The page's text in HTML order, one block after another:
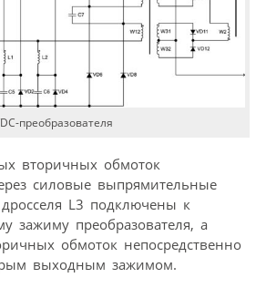
преобразователя
вторичных обмоток
силовые выпрямительные
L3 подключены к
зажиму преобразователя, а
обмоток непосредственно
выходным зажимом.